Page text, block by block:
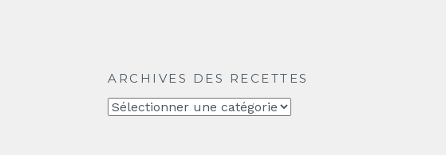
ARCHIVES DES RECETTES
Archives